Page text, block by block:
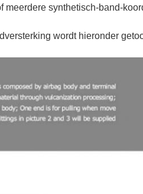
synthetisch-band-
wordt hieronder